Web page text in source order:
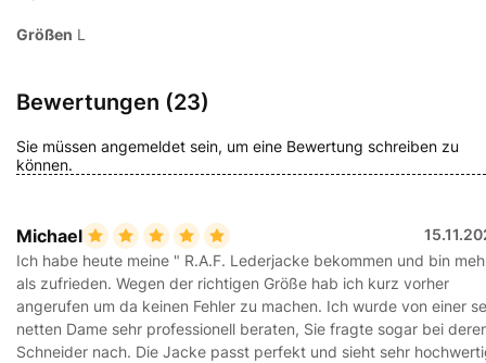
Größen L
Bewertungen (23)
Sie müssen angemeldet sein, um eine Bewertung schreiben zu
können.
Michael
Ich habe heute meine " R.A.F. Lederjacke bekommen und bin
als zufrieden. Wegen der richtigen Größe hab ich kurz vorher
angerufen um da keinen Fehler zu machen. Ich wurde von einer
netten Dame sehr professionell beraten, Sie fragte sogar bei
Schneider nach. Die Jacke passt perfekt und sieht sehr